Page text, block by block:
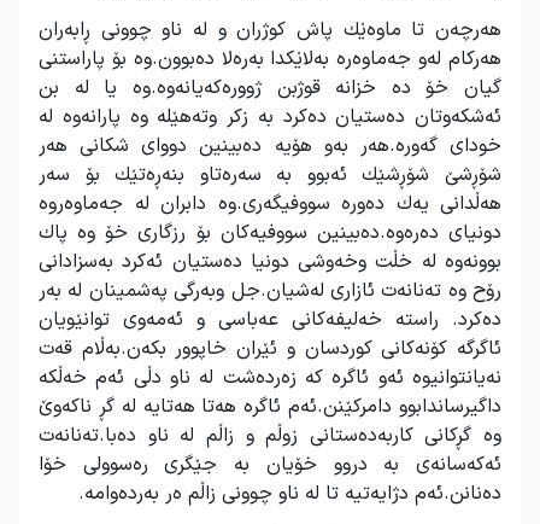
هه‌رچه‌ن تا ماوه‌ێك پاش كوژران و له‌ ناو چوونی ڕابه‌ران
هه‌ركام له‌و جه‌ماوه‌ره‌ به‌لاێكدا به‌ره‌لا ده‌بوون.وه بۆ پاراستنی
گیان خۆ ده‌ خزانه‌ قوژبن ژووره‌كه‌یانه‌وه.وه ‌یا له‌ بن
ئه‌شكه‌وتان ده‌ستیان ده‌كرد به‌ زكر وته‌هێله وه پارانه‌وه له‌
خودای گه‌وره‌.هه‌ر به‌و هۆیه ده‌بینین دووای شكانی هه‌ر
شۆڕشێ شۆڕشێك ئه‌بوو به‌ سه‌ره‌تاو بنه‌ڕه‌تێك بۆ سه‌ر
هه‌ڵدانی یه‌ك ده‌وره‌ سووفیگه‌ری.وه دابران له‌ جه‌ماوه‌روه
دونیای ده‌ره‌وه.ده‌بینین سووفیه‌كان بۆ رزگاری خۆ وه پاك
بوونه‌وه له خڵت وخه‌وشی دونیا ده‌ستیان ئه‌كرد به‌سزادانی
رۆح وه ته‌نانه‌ت ئازاری له‌شیان.جل وبه‌رگی په‌شمینان له‌ به‌ر
ده‌كرد. راسته‌ خه‌لیفه‌كانی عه‌باسی ‌و ئه‌مه‌وی توانێویان
ئاگرگه‌ كۆنه‌كانی كوردسان و ئێران خاپوور بكه‌ن.به‌ڵام قه‌ت
نه‌یانتوانیوه ئه‌و ئاگره‌ كه‌ زه‌رده‌شت له ناو دڵی ئه‌م خه‌ڵكه‌
داگیرساندابوو دامركێنن.ئه‌م ئاگره‌ هه‌‌تا هه‌تایه ‌له گڕ ناكه‌وێ
وه‌ گڕكانی كاربه‌ده‌ستانی زوڵم و زاڵم له‌ ناو ده‌با.ته‌نانه‌ت
ئه‌كه‌سانه‌ی به‌ دروو خۆیان به‌ جێگری ره‌سوولی خۆا
ده‌نانن.ئه‌م دژایه‌تیه‌ تا له‌‌ ناو چوونی زاڵم ه‌‌ر به‌رده‌وامه‌.